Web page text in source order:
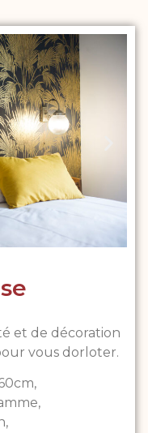
et de décoration
vous dorloter.